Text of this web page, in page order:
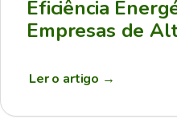
Eficiência
Empresas de
Ler o artigo →